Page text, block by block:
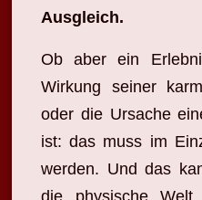
Ausgleich.
Ob aber ein
Wirkung seiner
oder die Ursache
ist: das muss im
werden. Und das
die physische Welt